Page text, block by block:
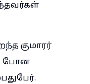
குமாரர்
போன